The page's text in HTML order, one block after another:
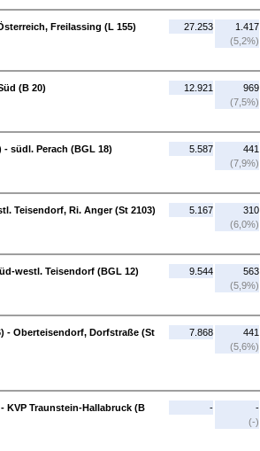
Freilassing (L 155)
27.253
1.417
(5,2%)
(B 20)
12.921
969
(7,5%)
südl. Perach (BGL 18)
5.587
441
(7,9%)
Teisendorf, Ri. Anger (St 2103)
5.167
310
(6,0%)
westl. Teisendorf (BGL 12)
9.544
563
(5,9%)
- Oberteisendorf, Dorfstraße (St
7.868
441
(5,6%)
KVP Traunstein-Hallabruck (B
-
-
(-)